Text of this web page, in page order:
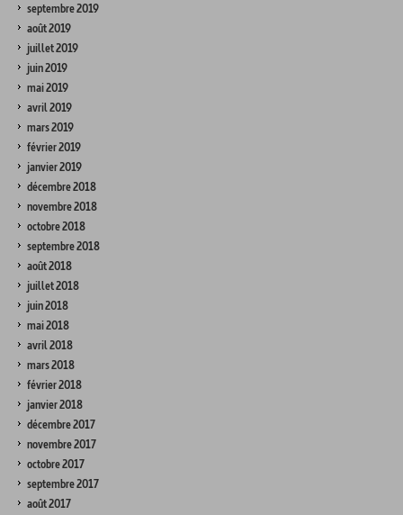
septembre 2019
août 2019
juillet 2019
juin 2019
mai 2019
avril 2019
mars 2019
février 2019
janvier 2019
décembre 2018
novembre 2018
octobre 2018
septembre 2018
août 2018
juillet 2018
juin 2018
mai 2018
avril 2018
mars 2018
février 2018
janvier 2018
décembre 2017
novembre 2017
octobre 2017
septembre 2017
août 2017